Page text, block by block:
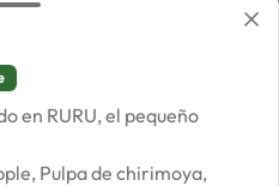
en RURU, el pequeño
Pulpa de chirimoya,